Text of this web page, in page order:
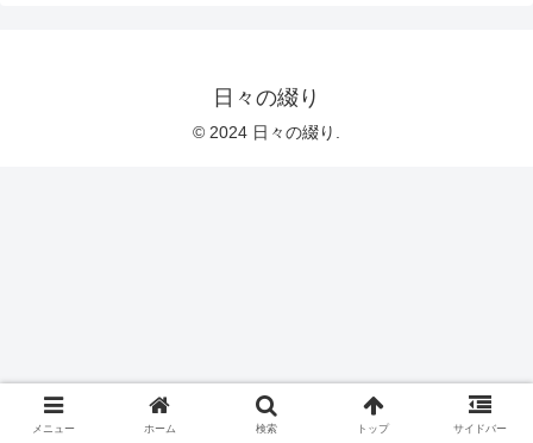
日々の綴り
© 2024 日々の綴り.
メニュー ホーム 検索 トップ サイドバー